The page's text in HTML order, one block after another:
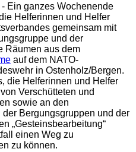
- Ein ganzes Wochenende
Helferinnen und Helfer
gemeinsam mit
und der
Räumen aus dem
auf dem NATO-
in Ostenholz/Bergen.
die Helferinnen und Helfer
Verschütteten und
sowie an den
Bergungsgruppen und der
„Gesteinsbearbeitung“
einen Weg zu
zu können.